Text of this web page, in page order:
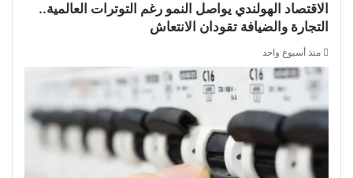
الاقتصاد الهولندي يواصل النمو رغم التوترات العالمية..
التجارة والضيافة تقودان الانتعاش
منذ أسبوع واحد